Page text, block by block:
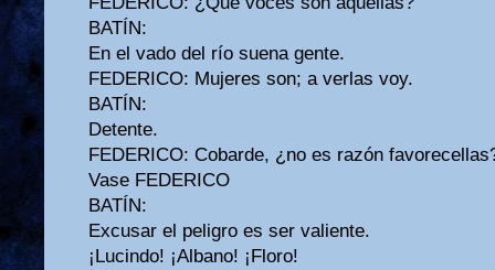
BATÍN:
En el vado del río suena gente.
FEDERICO: Mujeres son; a verlas voy.
BATÍN:
Detente.
FEDERICO: Cobarde, ¿no es razón
Vase FEDERICO
BATÍN:
Excusar el peligro es ser valiente.
¡Lucindo! ¡Albano! ¡Floro!